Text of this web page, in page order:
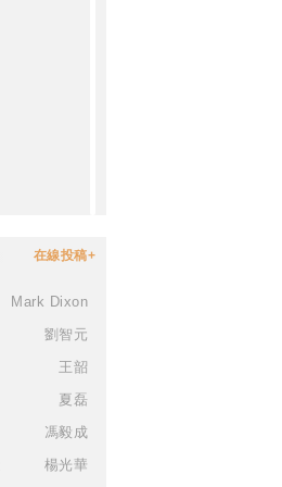
在線投稿+
Mark Dixon
劉智元
王韶
夏磊
馮毅成
楊光華